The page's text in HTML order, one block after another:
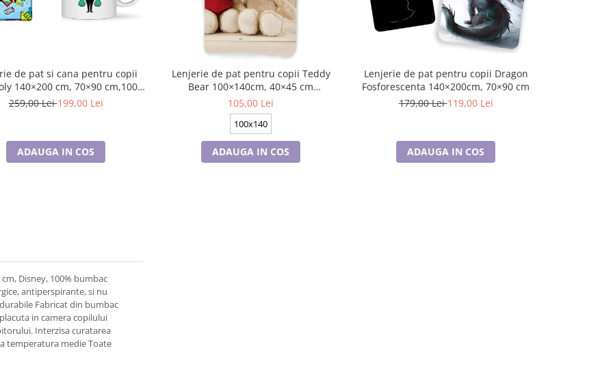
de pat si cana pentru copii
bumbac, HAX048736
259,00 Lei199,00 Lei
ADAUGA IN COS
Lenjerie de pat pentru copii Teddy
Bear 100×140cm, 40×45 cm
BRM006430
105,00 Lei
100x140
ADAUGA IN COS
Lenjerie de pat pentru copii Dragon
Fosforescenta 140×200cm, 70×90 cm
179,00 Lei119,00 Lei
ADAUGA IN COS
Disney, 100% bumbac
antiperspirante, si nu
Fabricat din bumbac
in camera copilului
Interzisa curatarea
temperatura medie Toate